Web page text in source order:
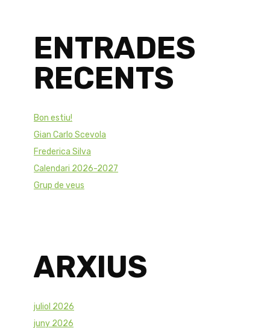
ENTRADES
RECENTS
Bon estiu!
Gian Carlo Scevola
Frederica Silva
Calendari 2026-2027
Grup de veus
ARXIUS
juliol 2026
juny 2026